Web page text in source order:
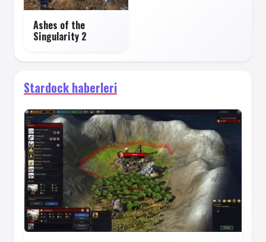
Ashes of the
Singularity 2
Stardock haberleri